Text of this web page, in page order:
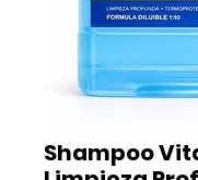
Shampoo